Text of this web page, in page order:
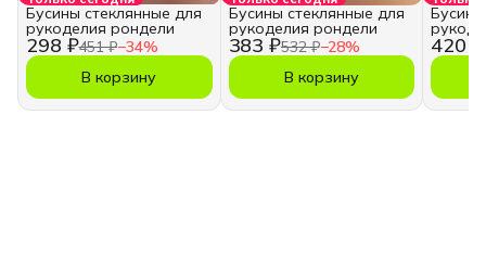
298 ₽451 ₽−34%
Бусины стеклянные для
рукоделия рондели
В корзину
383 ₽532 ₽−28%
Бусины стеклянные для
рукоделия рондели
В корзину
420 ₽